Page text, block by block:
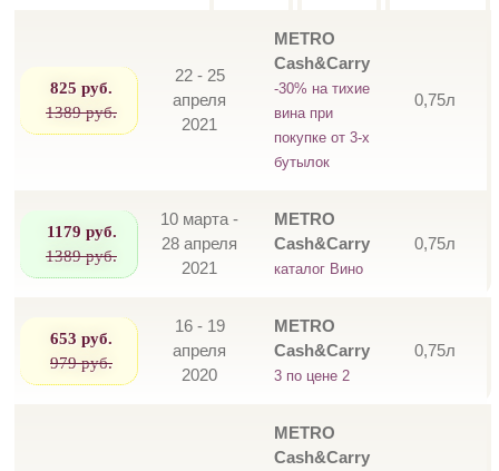
825 руб.
1389 руб.
22 - 25
апреля
2021
METRO
Cash&Carry
-30% на тихие
вина при
покупке от 3-х
бутылок
0,75л
1179 руб.
1389 руб.
10 марта -
28 апреля
2021
METRO
Cash&Carry
каталог Вино
0,75л
653 руб.
979 руб.
16 - 19
апреля
2020
METRO
Cash&Carry
3 по цене 2
0,75л
METRO
Cash&Carry